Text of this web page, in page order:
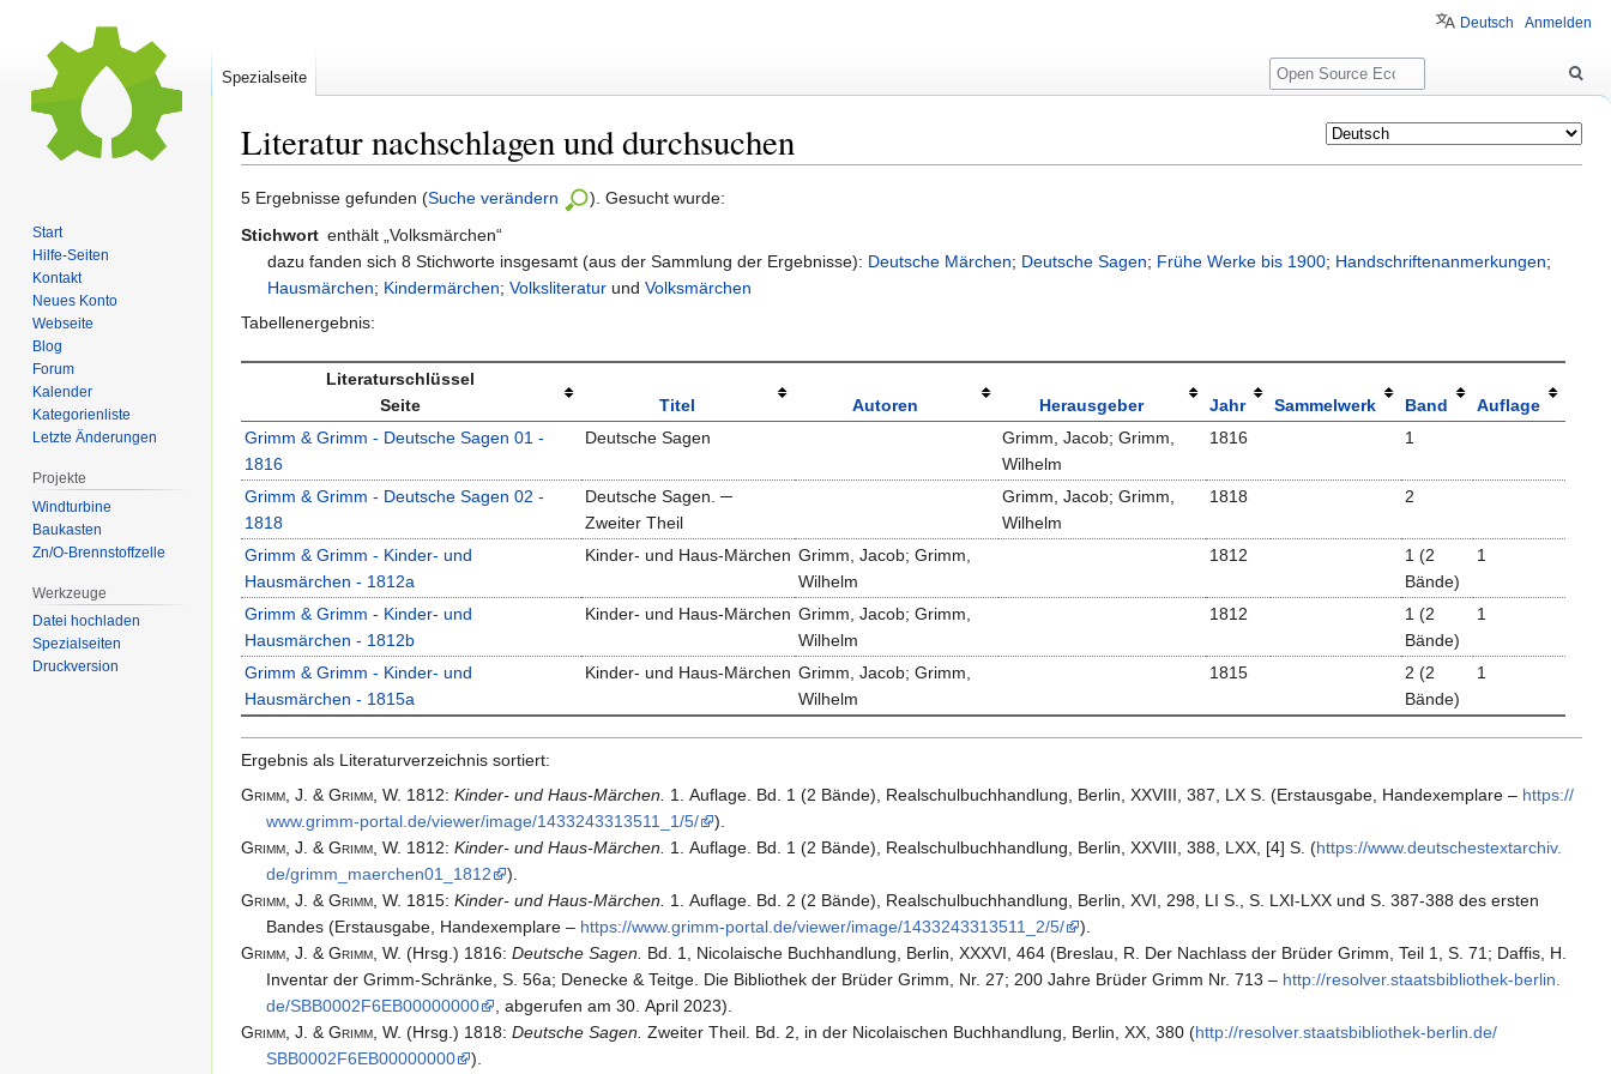
Literatur nachschlagen und durchsuchen
Zur
Zur
5 Ergebnisse gefunden (Suche verändern
). Gesucht wurde:
Stichwort enthält „Volksmärchen“
dazu fanden sich 8 Stichworte insgesamt (aus der Sammlung der Ergebnisse): Deutsche Märchen; Deutsche Sagen; Frühe Werke bis 1900; Handschriftenanmerkungen;
Hausmärchen; Kindermärchen;Volksliteratur undVolksmärchen
Tabellenergebnis:
Literaturschlüssel
Seite
Titel Autoren Herausgeber Jahr Sammelwerk Band
Auflage
Grimm & Grimm - Deutsche Sagen 01 -
1816
Deutsche Sagen
Grimm, Jacob; Grimm,
Wilhelm
1816 1
Grimm & Grimm - Deutsche Sagen 02 -
1818
Deutsche Sagen. ─
Zweiter Theil
Grimm, Jacob; Grimm,
Wilhelm
1818 2
Grimm & Grimm - Kinder- und
Hausmärchen - 1812a
Kinder- und Haus-Märchen Grimm, Jacob; Grimm,
Wilhelm
1812
1 (2
Bände)
1
Grimm & Grimm - Kinder- und
Hausmärchen - 1812b
Kinder- und Haus-Märchen Grimm, Jacob; Grimm,
Wilhelm
1812
1 (2
Bände)
1
Grimm & Grimm - Kinder- und
Hausmärchen - 1815a
Kinder- und Haus-Märchen Grimm, Jacob; Grimm,
Wilhelm
1815
2 (2
Bände)
1
Ergebnis als Literaturverzeichnis sortiert:
Grimm, J. & Grimm, W. 1812: Kinder- und Haus-Märchen. 1. Auflage. Bd. 1 (2 Bände), Realschulbuchhandlung, Berlin, XXVIII, 387, LX S. (Erstausgabe, Handexemplare – https:/​/​
www.​grimm-portal.​de/​viewer/​image/​1433243313511_​1/​5/​
).
Grimm, J. & Grimm, W. 1812: Kinder- und Haus-Märchen. 1. Auflage. Bd. 1 (2 Bände), Realschulbuchhandlung, Berlin, XXVIII, 388, LXX, [4] S. (https:/​/​www.​deutschestextarchiv.​
de/​grimm_​maerchen01_​1812
).
Grimm, J. & Grimm, W. 1815: Kinder- und Haus-Märchen.
1. Auflage. Bd. 2 (2 Bände), Realschulbuchhandlung, Berlin, XVI, 298, LI S., S. LXI-LXX und S. 387-388 des ersten
Bandes (Erstausgabe, Handexemplare – https:/​/​www.​grimm-portal.​de/​viewer/​image/​1433243313511_​2/​5/​
).
Grimm, J. & Grimm, W. (Hrsg.) 1816: Deutsche Sagen. Bd. 1, Nicolaische Buchhandlung, Berlin, XXXVI, 464 (Breslau, R. Der Nachlass der Brüder Grimm, Teil 1, S. 71; Daffis, H.
Inventar der Grimm-Schränke, S. 56a; Denecke & Teitge. Die Bibliothek der Brüder Grimm, Nr. 27; 200 Jahre Brüder Grimm Nr. 713 – http:/​/​resolver.​staatsbibliothek-berlin.​
de/​SBB0002F6EB00000000
, abgerufen am 30. April 2023).
Grimm, J. & Grimm, W. (Hrsg.) 1818: Deutsche Sagen. Zweiter Theil. Bd. 2, in der Nicolaischen Buchhandlung, Berlin, XX, 380 (http:/​/​resolver.​staatsbibliothek-berlin.​de/​
SBB0002F6EB00000000
).
Deutsch Anmelden
Spezialseite
Suche
Start
Hilfe-Seiten
Kontakt
Neues Konto
Webseite
Blog
Forum
Kalender
Kategorienliste
Letzte Änderungen
Projekte
Windturbine
Baukasten
Zn/O-Brennstoffzelle
Werkzeuge
Datei hochladen
Spezialseiten
Druckversion